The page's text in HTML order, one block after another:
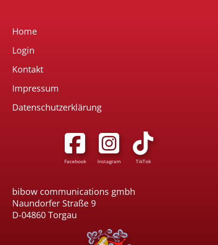
Home
Login
Kontakt
Impressum
Datenschutzerklärung
Facebook Instagram TikTok
bibow communications gmbh
Naundorfer Straße 9
D-04860 Torgau